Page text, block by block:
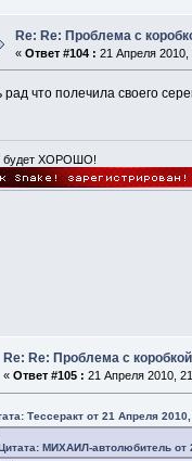
Re: Re: Проблема с
« Ответ #104 : 21 Апреля 2010,
рад что полечила своего
будет ХОРОШО!
Re: Re: Проблема с коробкой
« Ответ #105 : 21 Апреля 2010,
Тессеракт от 21 Апреля
МИХАИЛ-автолюбитель от